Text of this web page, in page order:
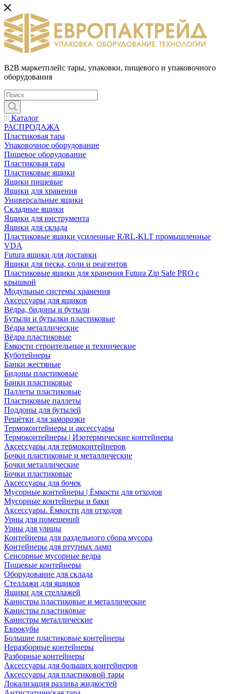
B2B маркетплейс тары, упаковки, пищевого и упаковочного
оборудования
Каталог
РАСПРОДАЖА
Пластиковая тара
Упаковочное оборудование
Пищевое оборудование
Пластиковая тара
Пластиковые ящики
Ящики пищевые
Ящики для хранения
Универсальные ящики
Складные ящики
Ящики для инструмента
Ящики для склада
Пластиковые ящики усиленные R/RL-KLT промышленные
VDA
Futura ящики для доставки
Ящики для песка, соли и реагентов
Пластиковые ящики для хранения Futura Zip Safe PRO с
крышкой
Модульные системы хранения
Аксессуары для ящиков
Вёдра, бидоны и бутыли
Бутыли и бутылки пластиковые
Вёдра металлические
Вёдра пластиковые
Ёмкости строительные и технические
Куботейнеры
Банки жестяные
Бидоны пластиковые
Банки пластиковые
Паллеты пластиковые
Пластиковые паллеты
Поддоны для бутылей
Решётки для заморозки
Термоконтейнеры и аксессуары
Термоконтейнеры | Изотермические контейнеры
Аксессуары для термоконтейнеров
Бочки пластиковые и металлические
Бочки металлические
Бочки пластиковые
Аксессуары для бочек
Мусорные контейнеры | Ёмкости для отходов
Мусорные контейнеры и баки
Аксессуары. Ёмкости для отходов
Урны для помещений
Урны для улицы
Контейнеры для раздельного сбора мусора
Контейнеры для ртутных ламп
Сенсорные мусорные ведра
Пищевые контейнеры
Оборудование для склада
Стеллажи для ящиков
Ящики для стеллажей
Канистры пластиковые и металлические
Канистры пластиковые
Канистры металлические
Еврокубы
Большие пластиковые контейнеры
Неразборные контейнеры
Разборные контейнеры
Аксессуары для больших контейнеров
Аксессуары для пластиковой тары
Локализация разлива жидкостей